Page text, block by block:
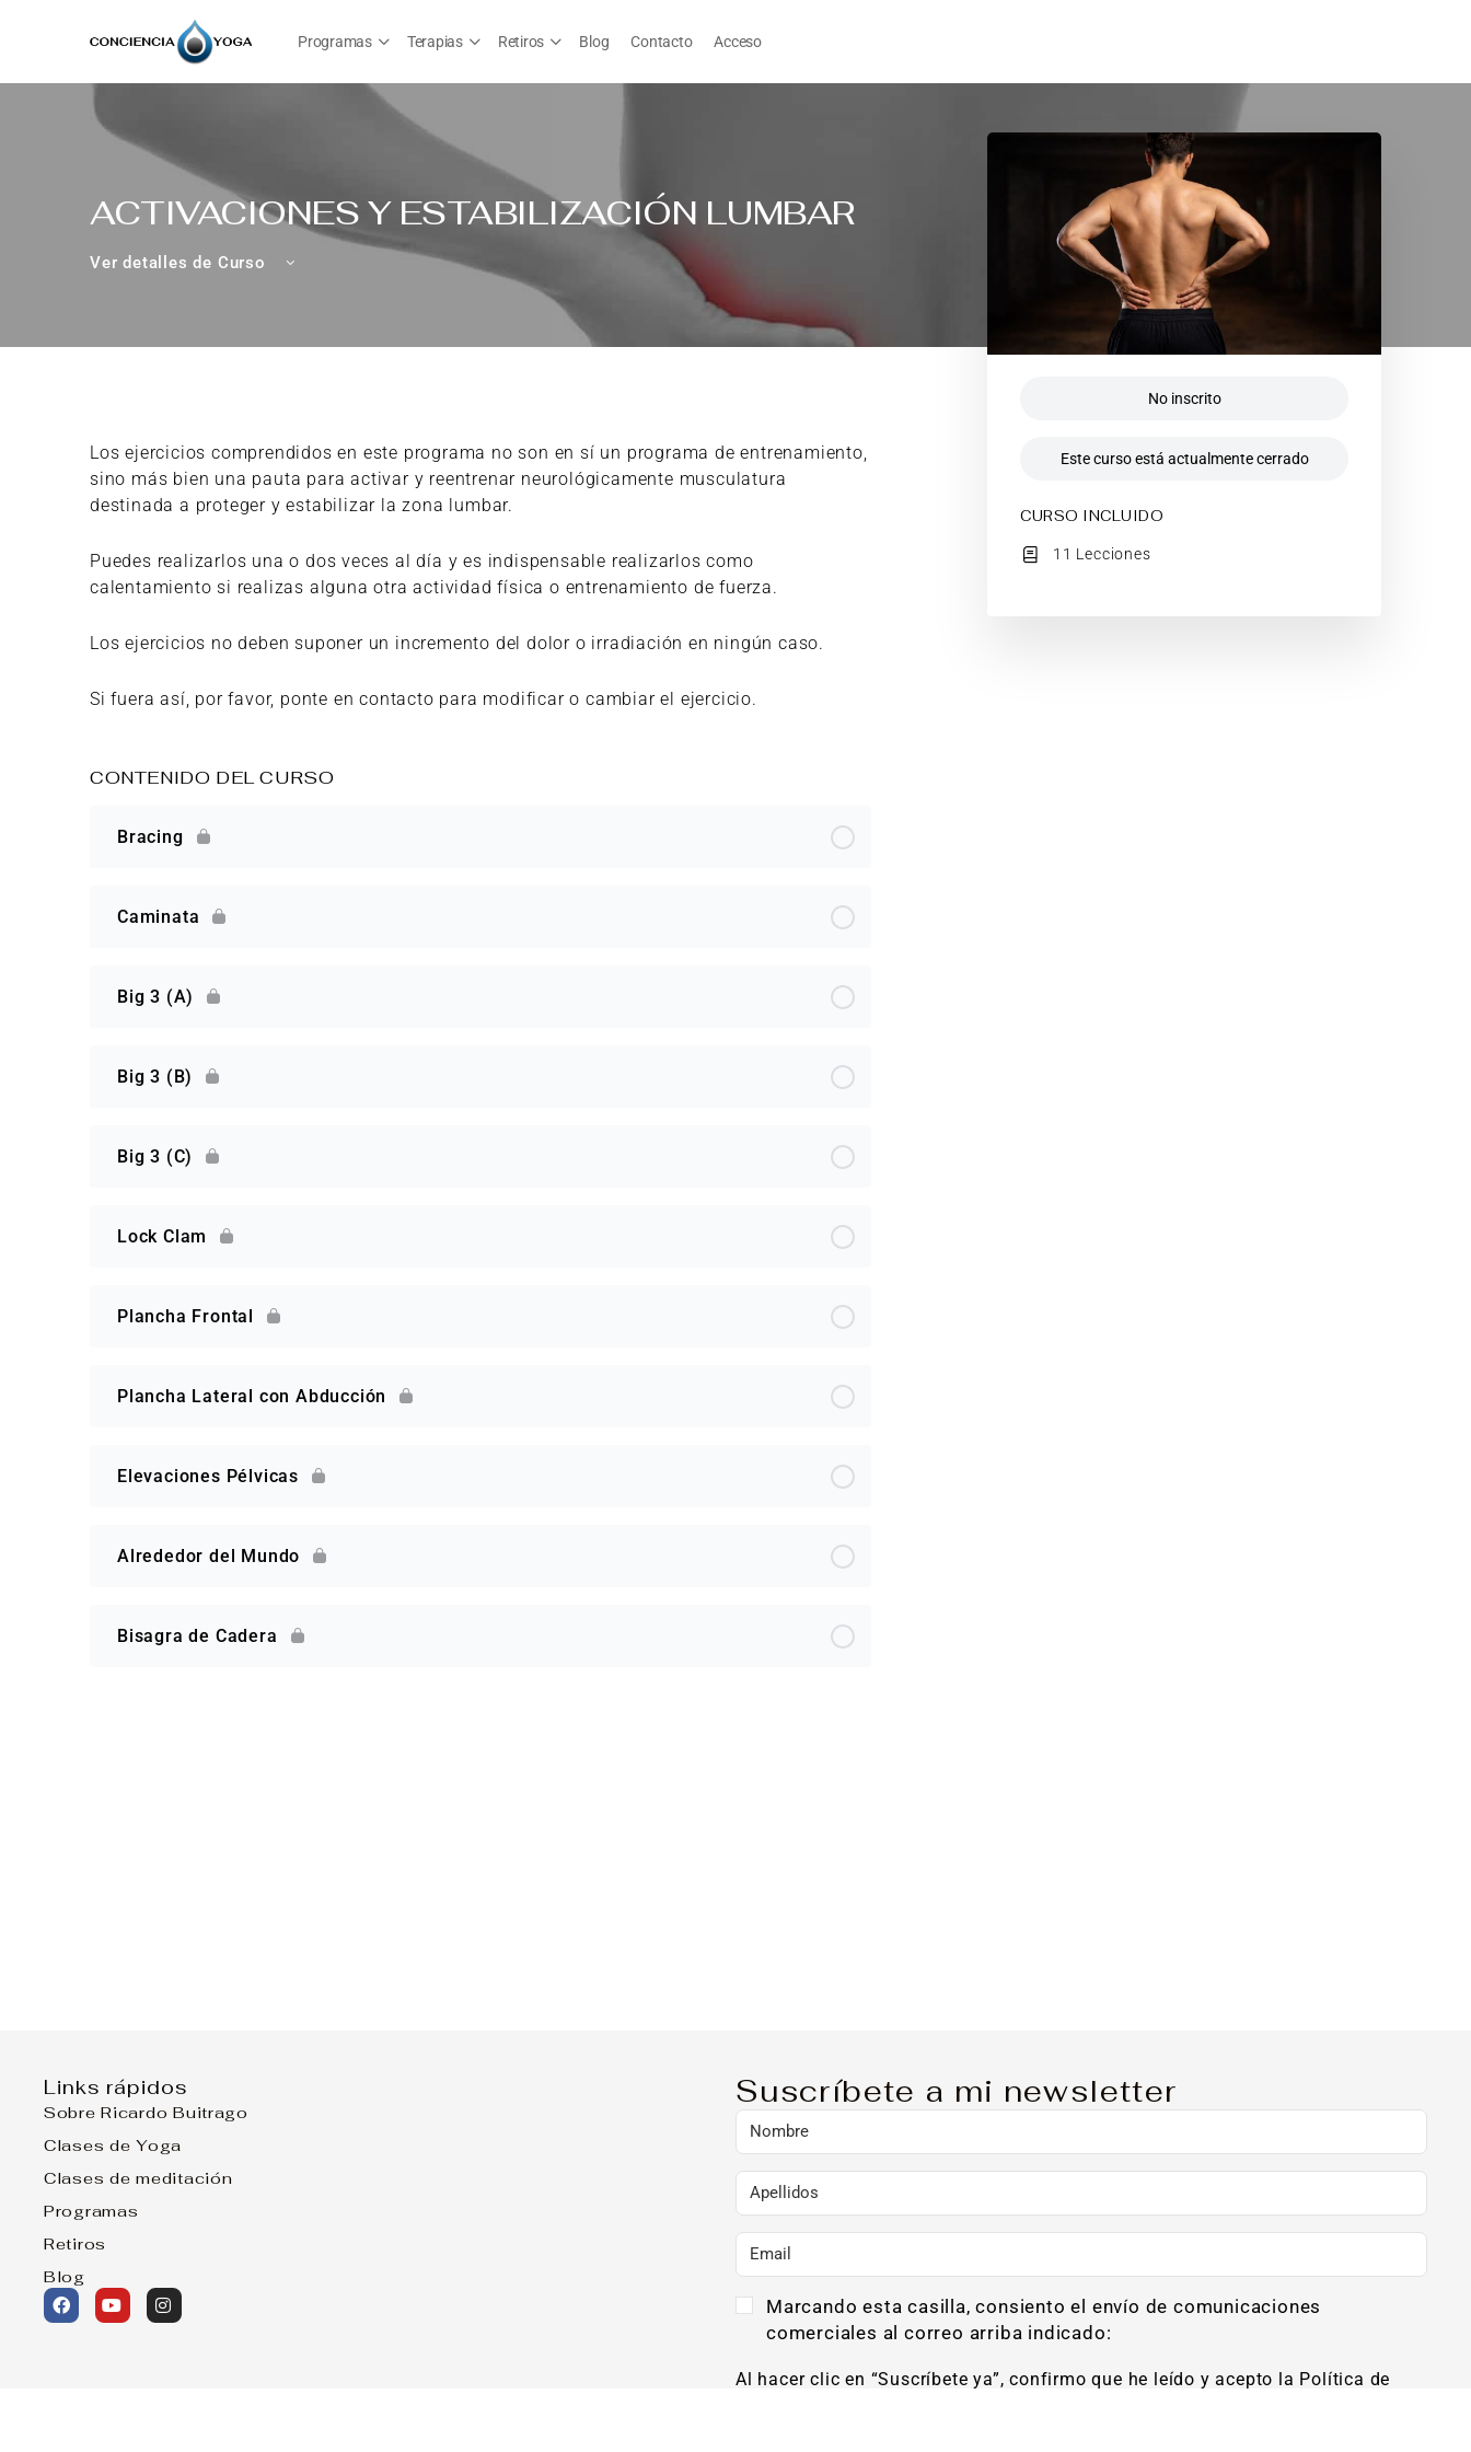
Programas Terapias Retiros Blog Contacto Acceso
ACTIVACIONES Y ESTABILIZACIÓN LUMBAR
Ver detalles de Curso
Los ejercicios comprendidos en este programa no son en sí un programa de entrenamiento,
sino más bien una pauta para activar y reentrenar neurológicamente musculatura
destinada a proteger y estabilizar la zona lumbar.
Puedes realizarlos una o dos veces al día y es indispensable realizarlos como
calentamiento si realizas alguna otra actividad física o entrenamiento de fuerza.
Los ejercicios no deben suponer un incremento del dolor o irradiación en ningún caso.
Si fuera así, por favor, ponte en contacto para modificar o cambiar el ejercicio.
CONTENIDO DEL CURSO
Bracing
Caminata
Big 3 (A)
Big 3 (B)
Big 3 (C)
Lock Clam
Plancha Frontal
Plancha Lateral con Abducción
Elevaciones Pélvicas
Alrededor del Mundo
Bisagra de Cadera
No inscrito
Este curso está actualmente cerrado
CURSO INCLUIDO
11 Lecciones
Links rápidos
Sobre Ricardo Buitrago
Clases de Yoga
Clases de meditación
Programas
Retiros
Blog
Suscríbete a mi newsletter
Marcando esta casilla, consiento el envío de comunicaciones
comerciales al correo arriba indicado:
Al hacer clic en “Suscríbete ya”, confirmo que he leído y acepto la Política de